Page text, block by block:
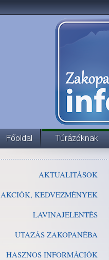
AKTUALITÁSOK
AKCIÓK, KEDVEZMÉNYEK
LAVINAJELENTÉS
UTAZÁS ZAKOPANÉBA
HASZNOS INFORMÁCIÓK